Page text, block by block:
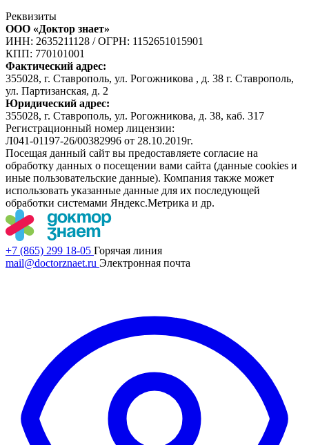
Реквизиты
ООО «Доктор знает»
ИНН: 2635211128 /ОГРН: 1152651015901
КПП: 770101001
Фактический адрес:
355028, г. Ставрополь, ул. Рогожникова , д. 38 г. Ставрополь,
ул. Партизанская, д. 2
Юридический адрес:
355028, г. Ставрополь, ул. Рогожникова, д. 38, каб. 317
Регистрационный номер лицензии:
Л041-01197-26/00382996 от 28.10.2019г.
Посещая данный сайт вы предоставляете согласие на
обработку данных о посещении вами сайта (данные cookies и
иные пользовательские данные). Компания также может
использовать указанные данные для их последующей
обработки системами Яндекс.Метрика и др.
+7 (865) 299 18-05 Горячая линия
mail@doctorznaet.ru Электронная почта